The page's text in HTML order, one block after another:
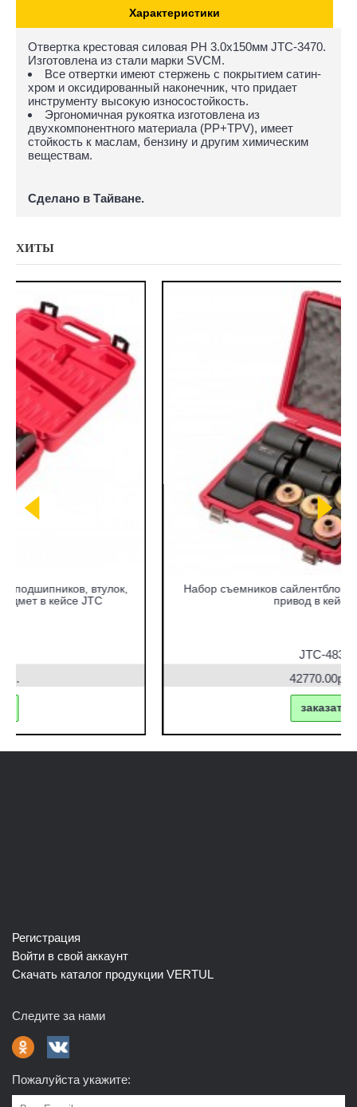
Характеристики
Отвертка крестовая силовая PH 3.0х150мм JTC-3470.
Изготовлена из стали марки SVCM.
Все отвертки имеют стержень с покрытием сатин-
хром и оксидированный наконечник, что придает
инструменту высокую износостойкость.
Эргономичная рукоятка изготовлена из
двухкомпонентного материала (PP+TPV), имеет
стойкость к маслам, бензину и другим химическим
веществам.
Сделано в Тайване.
ХИТЫ
Набор съемников сайлентблоков под гидравлический
Регистрация
Войти в свой аккаунт
Скачать каталог продукции VERTUL
Следите за нами
Пожалуйста укажите: